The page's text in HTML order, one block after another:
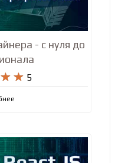
- с нуля до
 
  5